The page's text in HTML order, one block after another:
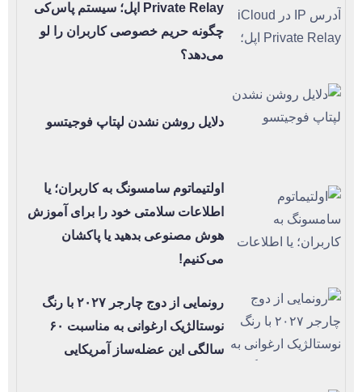
Private Relay اپل؛ سیستم پاس‌کی
چگونه حریم خصوصی کاربران را لو
می‌دهد؟
دلایل روشن نشدن لپتاپ فوجیتسو
اولتیماتوم سامسونگ به کاربران؛ یا
اطلاعات سلامتی خود را برای آموزش
هوش مصنوعی بدهید یا پاکشان
می‌کنیم!
رونمایی از دوج چارجر ۲۰۲۷ با رنگ
نوستالژیک ارغوانی به مناسبت ۶۰
سالگی این عضله‌ساز آمریکایی